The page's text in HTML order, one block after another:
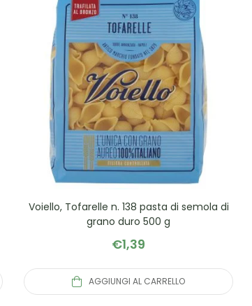
Voiello, Tofarelle n. 138 pasta di semola di
grano duro 500 g
€1,39
AGGIUNGI AL CARRELLO